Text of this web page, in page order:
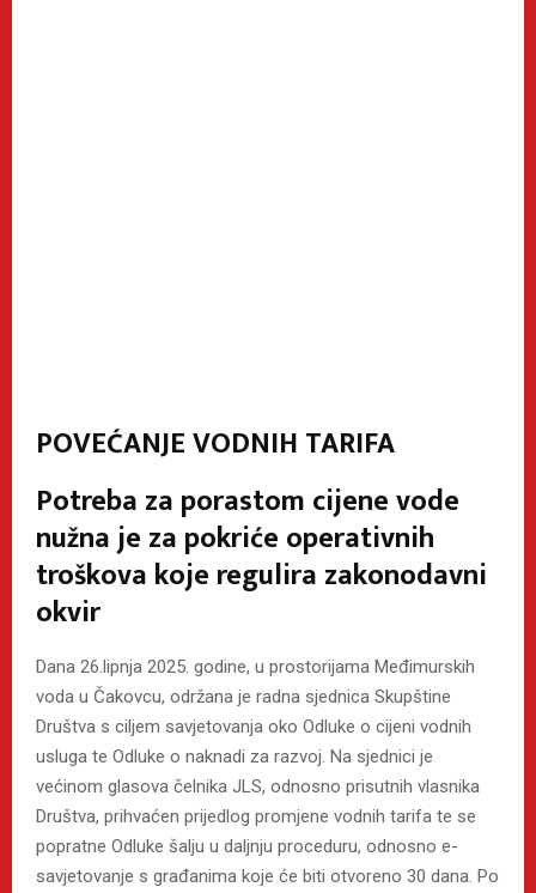
POVEĆANJE VODNIH TARIFA
Potreba za porastom cijene vode
nužna je za pokriće operativnih
troškova koje regulira zakonodavni
okvir
Dana 26.lipnja 2025. godine, u prostorijama Međimurskih
voda u Čakovcu, održana je radna sjednica Skupštine
Društva s ciljem savjetovanja oko Odluke o cijeni vodnih
usluga te Odluke o naknadi za razvoj. Na sjednici je
većinom glasova čelnika JLS, odnosno prisutnih vlasnika
Društva, prihvaćen prijedlog promjene vodnih tarifa te se
popratne Odluke šalju u daljnju proceduru, odnosno e-
savjetovanje s građanima koje će biti otvoreno 30 dana. Po